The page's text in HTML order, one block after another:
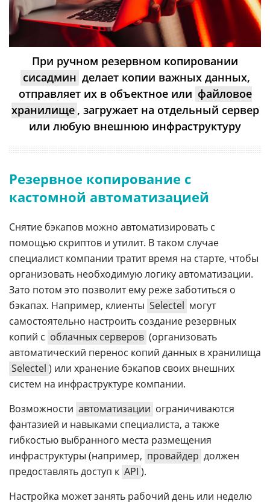
При ручном резервном копировании
сисадмин делает копии важных данных,
отправляет их в объектное или файловое
хранилище , загружает на отдельный сервер
или любую внешнюю инфраструктуру
Резервное копирование с
кастомной автоматизацией
Снятие бэкапов можно автоматизировать с
помощью скриптов и утилит. В таком случае
специалист компании тратит время на старте, чтобы
организовать необходимую логику автоматизации.
Зато потом это позволит ему реже заботиться о
бэкапах. Например, клиенты Selectel могут
самостоятельно настроить создание резервных
копий с облачных серверов (организовать
автоматический перенос копий данных в хранилища
Selectel ) или хранение бэкапов своих внешних
систем на инфраструктуре компании.
Возможности автоматизации ограничиваются
фантазией и навыками специалиста, а также
гибкостью выбранного места размещения
инфраструктуры (например, провайдер должен
предоставлять доступ к API ).
Настройка может занять рабочий день или неделю